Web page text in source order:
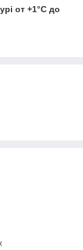
от +1°C до